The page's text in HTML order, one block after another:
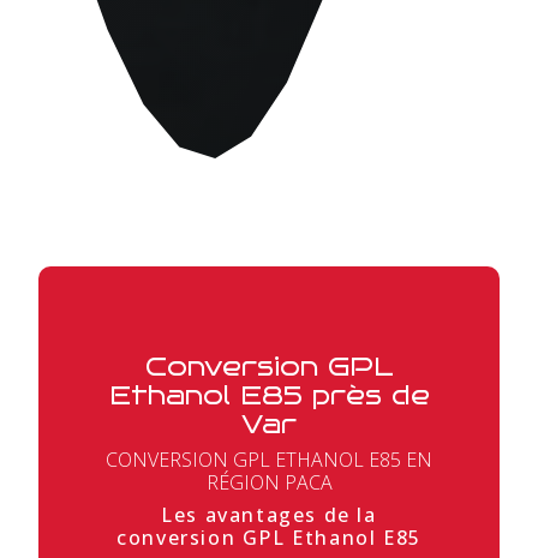
Conversion GPL
Ethanol E85 près de
Var
CONVERSION GPL ETHANOL E85 EN
RÉGION PACA
Les avantages de la
conversion GPL Ethanol E85